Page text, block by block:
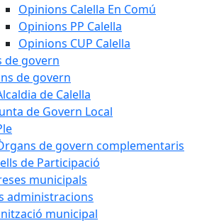
Opinions Calella En Comú
Opinions PP Calella
Opinions CUP Calella
de govern
de govern
de Calella
de Govern Local
de govern complementaris
de Participació
municipals
administracions
municipal